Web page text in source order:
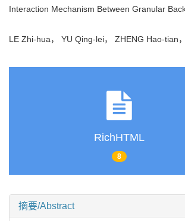
Interaction Mechanism Between Granular
LE Zhi-hua， YU Qing-lei， ZHENG Hao-tian
RichHTML
8
摘要/Abstract